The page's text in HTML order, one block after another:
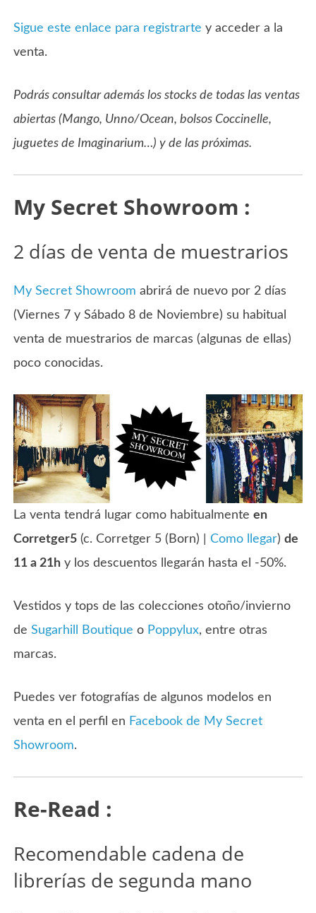
Sigue este enlace para registrarte y acceder a la
venta.
Podrás consultar además los stocks de todas las ventas
abiertas (Mango, Unno/Ocean, bolsos Coccinelle,
juguetes de Imaginarium…) y de las próximas.
My Secret Showroom :
2 días de venta de muestrarios
My Secret Showroom abrirá de nuevo por 2 días
(Viernes 7 y Sábado 8 de Noviembre) su habitual
venta de muestrarios de marcas (algunas de ellas)
poco conocidas.
La venta tendrá lugar como habitualmenteen
Corretger5 (c. Corretger 5 (Born) |Como llegar)de
11 a 21h y los descuentos llegarán hasta el -50%.
Vestidos y tops de las colecciones otoño/invierno
deSugarhill Boutique o Poppylux, entre otras
marcas.
Puedes ver fotografías de algunos modelos en
venta en el perfil en Facebook de My Secret
Showroom.
Re-Read :
Recomendable cadena de
librerías de segunda mano